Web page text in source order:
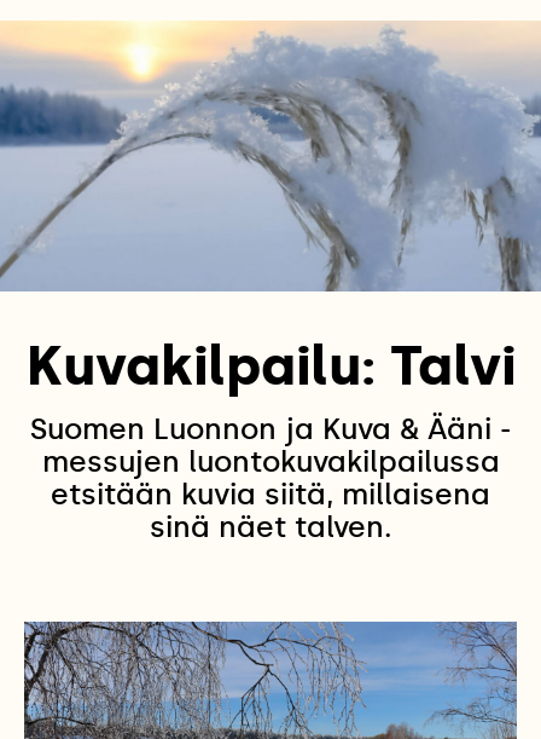
Kuvakilpailu: Talvi
Suomen Luonnon ja Kuva & Ääni -
messujen luontokuvakilpailussa
etsitään kuvia siitä, millaisena
sinä näet talven.